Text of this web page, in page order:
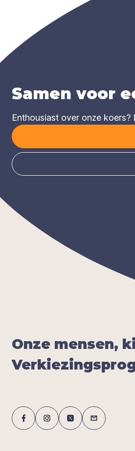
Samen voor
Enthousiast over onze
Onze men­sen,